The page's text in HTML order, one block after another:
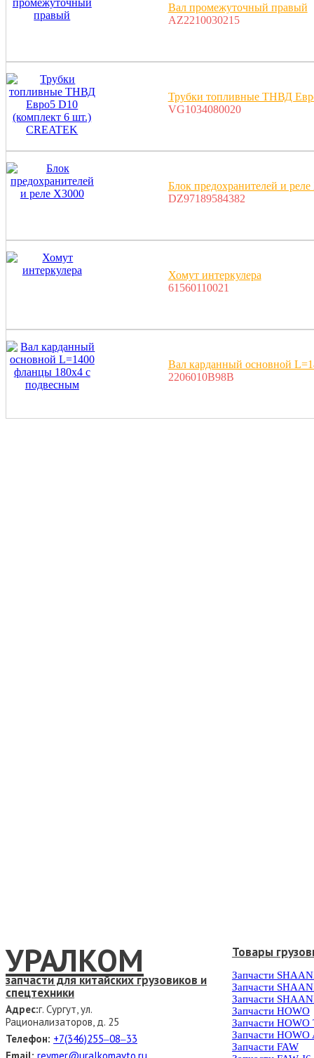
Вал промежуточный правый
AZ2210030215
Трубки топливные ТНВД
VG1034080020
Блок предохранителей и
DZ97189584382
Хомут интеркулера
61560110021
Вал карданный основной
2206010B98B
УРАЛКОМ
запчасти для китайских грузовиков и
спецтехники
Адрес:г. Сургут, ул.
Рационализаторов, д. 25
Телефон: +7(346)255‒08‒33
Email: reymer@uralkomavto.ru
Товары
Запчасти
Запчасти
Запчасти
Запчасти HOWO
Запчасти HOWO
Запчасти HOWO
Запчасти FAW